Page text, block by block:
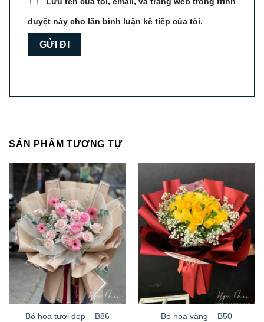
duyệt này cho lần bình luận kế tiếp của tôi.
SẢN PHẨM TƯƠNG TỰ
Bó hoa tươi đẹp – B86
Bó hoa vàng – B50